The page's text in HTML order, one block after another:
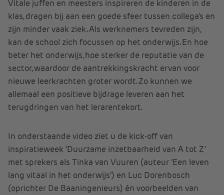
Vitale juffen en meesters inspireren de kinderen in de
klas, dragen bij aan een goede sfeer tussen collega’s en
zijn minder vaak ziek. Als werknemers tevreden zijn,
kan de school zich focussen op het onderwijs. En hoe
beter het onderwijs, hoe sterker de reputatie van de
sector, waardoor de aantrekkingskracht ervan voor
nieuwe leerkrachten groter wordt. Zo kunnen we
allemaal een positieve bijdrage leveren aan het
terugdringen van het lerarentekort.
In onderstaande video ziet u de kick-off van
inspiratieweek ‘Duurzame inzetbaarheid van A tot Z’
met sprekers als Tinka van Vuuren (auteur ‘Een leven
lang vitaal in het onderwijs’) en Luc Dorenbosch
(oprichter De Baaningenieurs) én voorbeelden van